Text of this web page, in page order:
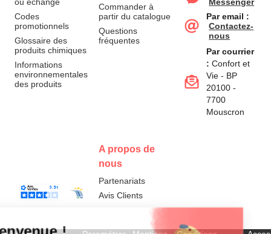
Codes
promotionnels
Glossaire des
produits chimiques
Informations
environnementales
des produits
Commander à
partir du catalogue
Questions
fréquentes
A propos de
nous
Partenariats
Avis Clients
Par email :
Contactez-
nous
Par courrier
: Confort et
Vie - BP
20100 -
7700
Mouscron